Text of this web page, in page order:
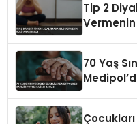
Tip 2
Vermenin
70 Yaş